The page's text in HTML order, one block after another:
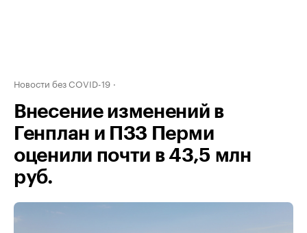
Новости без COVID-19
Внесение изменений в
Генплан и ПЗЗ Перми
оценили почти в 43,5 млн
руб.